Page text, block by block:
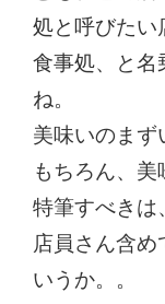
処と呼びたい
食事処、と名
ね。
美味いのまず
もちろん、美
特筆すべきは
店員さん含め
いうか。。